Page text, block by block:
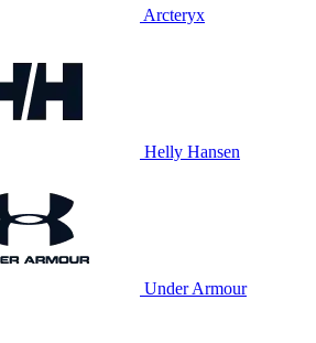
Arcteryx
Helly Hansen
Under Armour